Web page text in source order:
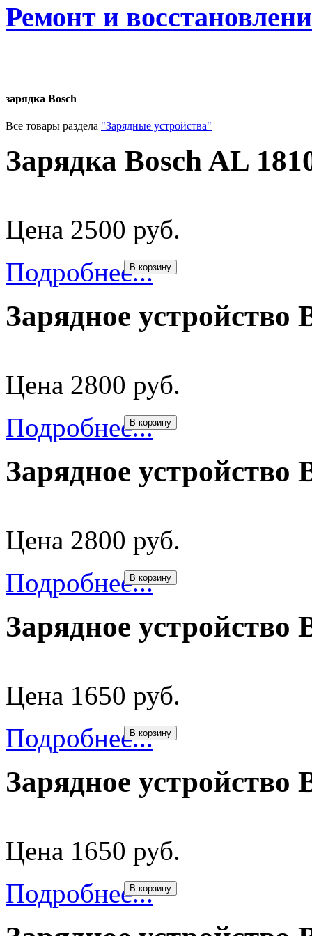
Ремонт и
зарядка Bosch
Все товары раздела "Зарядные устройства"
Зарядка Bosch AL
Цена 2500 руб.
Подробнее...
В корзину
Зарядное устройство
Цена 2800 руб.
Подробнее...
В корзину
Зарядное устройство
Цена 2800 руб.
Подробнее...
В корзину
Зарядное устройство
Цена 1650 руб.
Подробнее...
В корзину
Зарядное устройство
Цена 1650 руб.
Подробнее...
В корзину